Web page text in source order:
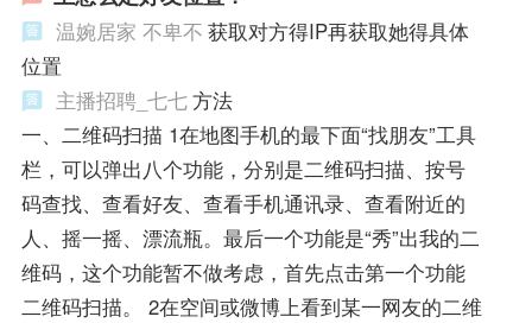
温婉居家 不卑不 获取对方得IP再获取她得具体
位置
主播招聘_七七方法
一、二维码扫描 1在地图手机的最下面“找朋友”工具
栏，可以弹出八个功能，分别是二维码扫描、按号
码查找、查看好友、查看手机通讯录、查看附近的
人、摇一摇、漂流瓶。最后一个功能是“秀”出我的二
维码，这个功能暂不做考虑，首先点击第一个功能
二维码扫描。 2在空间或微博上看到某一网友的二维